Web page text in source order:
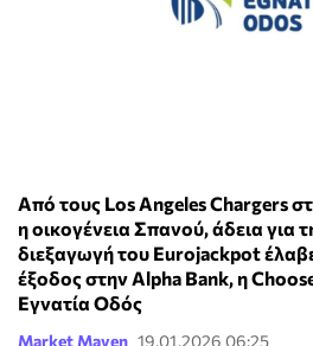
Από τους Los Angeles Chargers
η οικογένεια Σπανού, άδεια για
διεξαγωγή του Eurojackpot
έξοδος στην Alpha Bank, η
Εγνατία Οδός
Market Maven 19.01.2026 06:25